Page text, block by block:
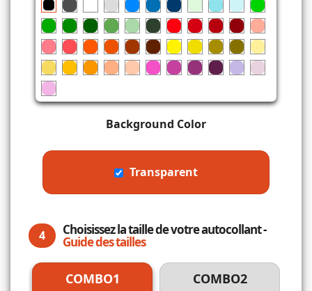
Background Color
Transparent
4 Choisissez la taille de votre autocollant -
Guide des tailles
COMBO1 COMBO2